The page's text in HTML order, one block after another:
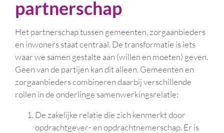
partnerschap
Het partnerschap tussen gemeenten, zorgaanbieders
en inwoners staat centraal. De transformatie is iets
waar we samen gestalte aan (willen en moeten) geven.
Geen van de partijen kan dit alleen. Gemeenten en
zorgaanbieders combineren daarbij verschillende
rollen in de onderlinge samenwerkingsrelatie:
De zakelijke relatie die zich kenmerkt door
opdrachtgever- en opdrachtnemerschap. Er is